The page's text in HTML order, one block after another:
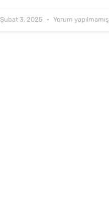
Şubat 3, 2025 Yorum yapılmamış